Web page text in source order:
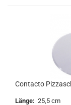
Contacto
Länge: 25,5 cm